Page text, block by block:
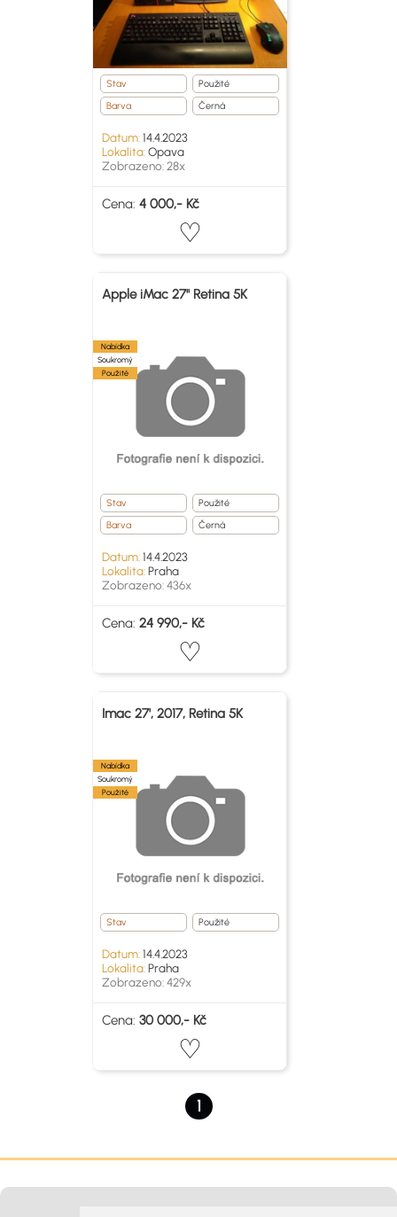
Stav
Použité
Barva
Černá
Datum:14.4.2023
Lokalita:Opava
Zobrazeno: 28x
Cena: 4 000,- Kč
Apple iMac 27" Retina 5K
Nabídka
Soukromý
Použité
Stav
Použité
Barva
Černá
Datum:14.4.2023
Lokalita:Praha
Zobrazeno: 436x
Cena: 24 990,- Kč
Imac 27', 2017, Retina 5K
Nabídka
Soukromý
Použité
Stav Použité
Datum:14.4.2023
Lokalita:Praha
Zobrazeno: 429x
Cena: 30 000,- Kč
1